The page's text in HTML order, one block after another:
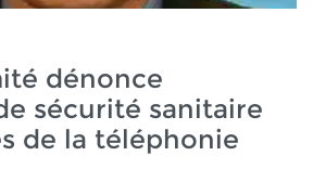
dénonce
sécurité sanitaire
de la téléphonie